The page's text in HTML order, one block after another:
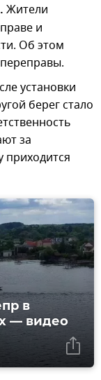
Жители
и
Об этом
установки
берег стало
за
приходится
в
— видео